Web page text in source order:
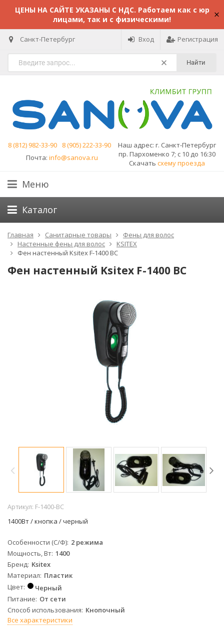
ЦЕНЫ НА САЙТЕ УКАЗАНЫ С НДС. Работаем как с юр
лицами, так и с физическими!
Санкт-Петербург Вход Регистрация
Найти
8 (812) 982-33-90
8 (905) 222-33-90
Почта: info@sanova.ru
Наш адрес: г. Санкт-Петербург
пр. Пархоменко 7; с 10 до 16:30
Скачать схему проезда
Меню
Каталог
Главная Санитарные товары
Фены для волос
Настенные фены для волос
KSITEX
Фен настенный Ksitex F-1400 BC
Фен настенный Ksitex F-1400 BC
Артикул: F-1400-BC
1400Вт / кнопка / черный
Особенности (С/Ф) 2 режима
Мощность, Вт 1400
Бренд Ksitex
Материал Пластик
Цвет
Черный
Питание От сети
Способ использования Кнопочный
Все характеристики